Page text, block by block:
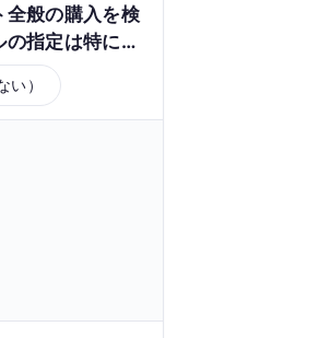
全般の購入を検
指定は特にあ
い）